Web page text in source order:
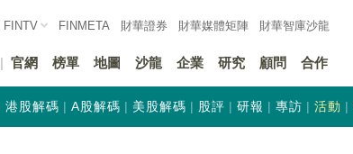
FINTV FINMETA 財華證券 財華媒體矩陣 財華智庫沙龍
官網 榜單 地圖 沙龍 企業 研究 顧問 合作
港股解碼 A股解碼 美股解碼 股評 研報 專訪 活動